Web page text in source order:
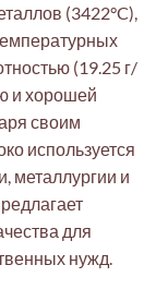
(3422°C),
(19.25 г/
и хорошей
своим
используется
металлургии и
для
нужд.